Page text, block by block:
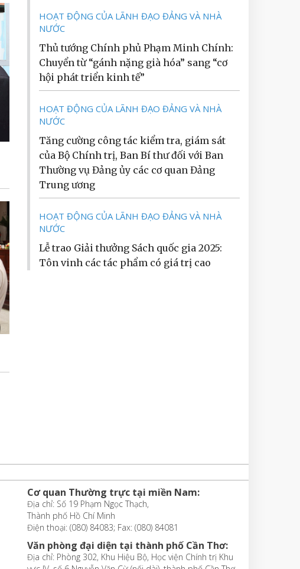
HOẠT ĐỘNG CỦA LÃNH ĐẠO ĐẢNG VÀ NHÀ
NƯỚC
Thủ tướng Chính phủ Phạm Minh Chính:
Chuyển từ “gánh nặng già hóa” sang “cơ
hội phát triển kinh tế”
HOẠT ĐỘNG CỦA LÃNH ĐẠO ĐẢNG VÀ NHÀ
NƯỚC
Tăng cường công tác kiểm tra, giám sát
của Bộ Chính trị, Ban Bí thư đối với Ban
Thường vụ Đảng ủy các cơ quan Đảng
Trung ương
HOẠT ĐỘNG CỦA LÃNH ĐẠO ĐẢNG VÀ NHÀ
NƯỚC
Lễ trao Giải thưởng Sách quốc gia 2025:
Tôn vinh các tác phẩm có giá trị cao
Cơ quan Thường trực tại miền Nam:
Địa chỉ: Số 19 Phạm Ngọc Thạch,
Thành phố Hồ Chí Minh
Điện thoại: (080) 84083; Fax: (080) 84081
Văn phòng đại diện tại thành phố Cần Thơ:
Địa chỉ: Phòng 302, Khu Hiệu Bộ, Học viện Chính trị Khu